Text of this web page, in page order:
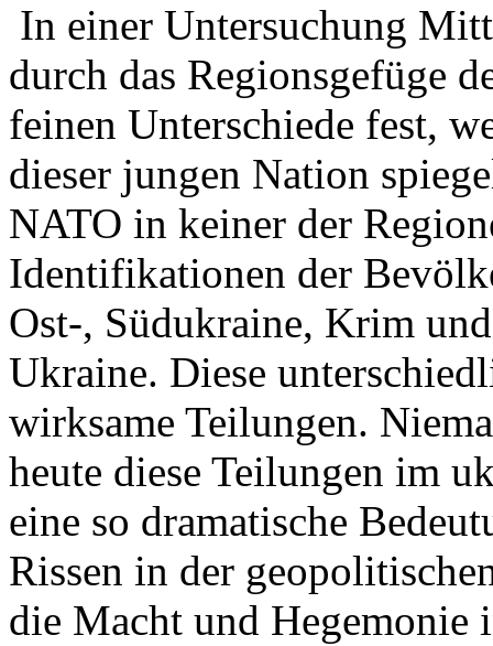
In einer Untersuchung
durch das Regionsgefüge
feinen Unterschiede fest,
dieser jungen Nation
NATO in keiner der
Identifikationen der
Ost-, Südukraine, Krim
Ukraine. Diese
wirksame Teilungen.
heute diese Teilungen im
eine so dramatische
Rissen in der
die Macht und Hegemonie